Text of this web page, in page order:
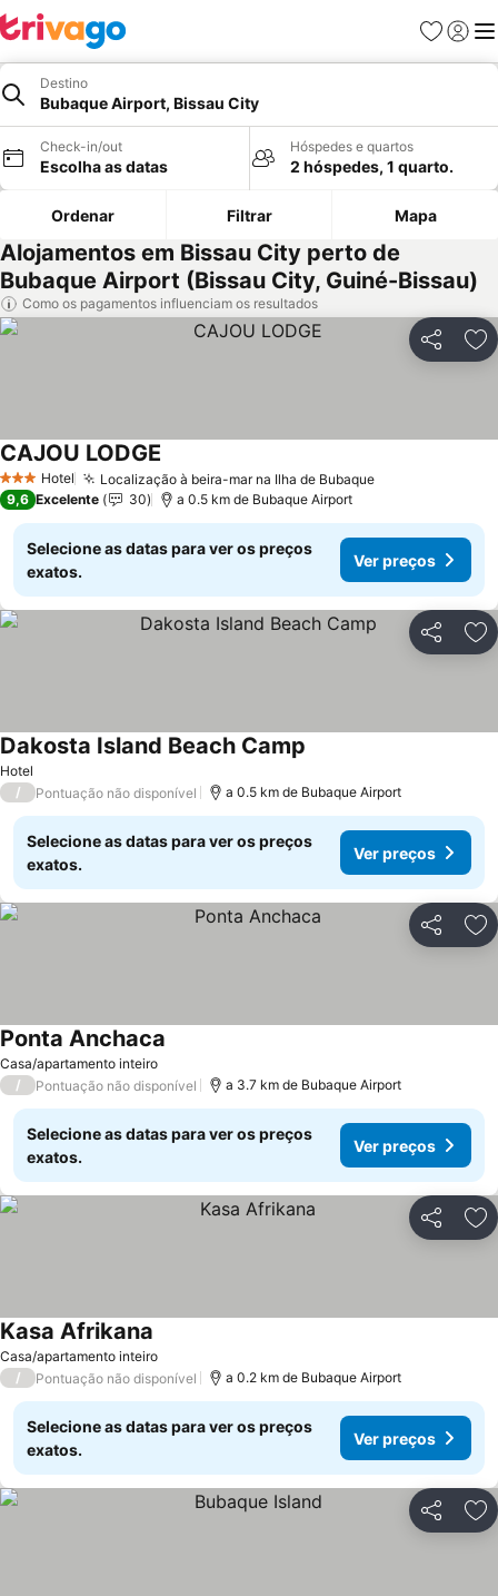
Favoritos
Iniciar
Destino
Bubaque Airport, Bissau City
Check-in/out
Escolha as datas
Hóspedes e quartos
2 hóspedes, 1 quarto.
Ordenar Filtrar Mapa
Alojamentos em Bissau City perto de
Bubaque Airport (Bissau City, Guiné-Bissau)
Como os pagamentos influenciam os resultados
Partilhar
3 EstrelasHotel Localização à beira-mar na Ilha de Bubaque
CAJOU LODGE
9,6 Excelente 30 a 0.5 km de Bubaque Airport
Selecione as datas para ver os preços
exatos.
Ver preços
Partilhar
Hotel
Dakosta Island Beach Camp
/ Pontuação não disponível a 0.5 km de Bubaque Airport
Selecione as datas para ver os preços
exatos.
Ver preços
Partilhar
Casa/apartamento inteiro
Ponta Anchaca
/ Pontuação não disponível a 3.7 km de Bubaque Airport
Selecione as datas para ver os preços
exatos.
Ver preços
Partilhar
Casa/apartamento inteiro
Kasa Afrikana
/ Pontuação não disponível a 0.2 km de Bubaque Airport
Selecione as datas para ver os preços
exatos.
Ver preços
Partilhar